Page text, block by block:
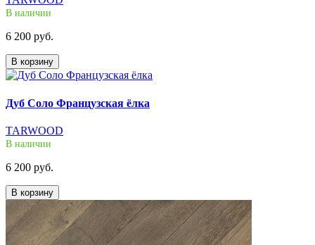
В наличии
6 200 руб.
В корзину
Дуб Соло Французская ёлка
TARWOOD
В наличии
6 200 руб.
В корзину